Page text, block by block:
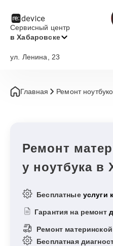
Сервисный центр
в Хабаровске
ул. Ленина, 23
Главная Ремонт
Ремонт
у ноутбука в
Бесплатныеуслуги
Гарантия на ремонт
Ремонт
Бесплатная